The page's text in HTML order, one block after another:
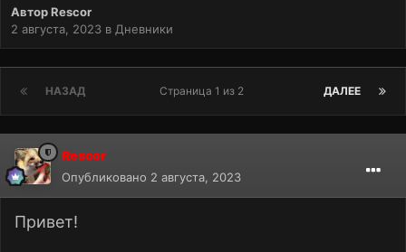
АвторRescor
2 августа, 2023 в Дневники
НАЗАД ДАЛЕЕ
Страница 1 из 2
Rescor
Опубликовано 2 августа, 2023
Привет!